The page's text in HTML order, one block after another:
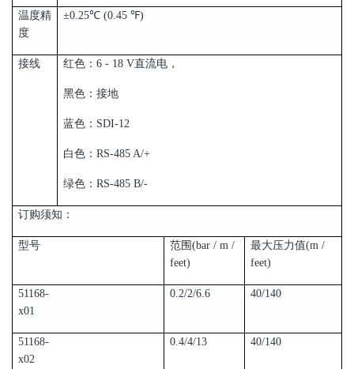
温度精
度
±0.25℃ (0.45 ℉)
接线 红色：6 - 18 V直流电，
黑色：接地
蓝色：SDI-12
白色：RS-485 A/+
绿色：RS-485 B/-
订购须知：
型号
范围(bar / m /
feet)
最大压力值(m /
feet)
51168-
x01
0.2/2/6.6 40/140
51168-
x02
0.4/4/13 40/140